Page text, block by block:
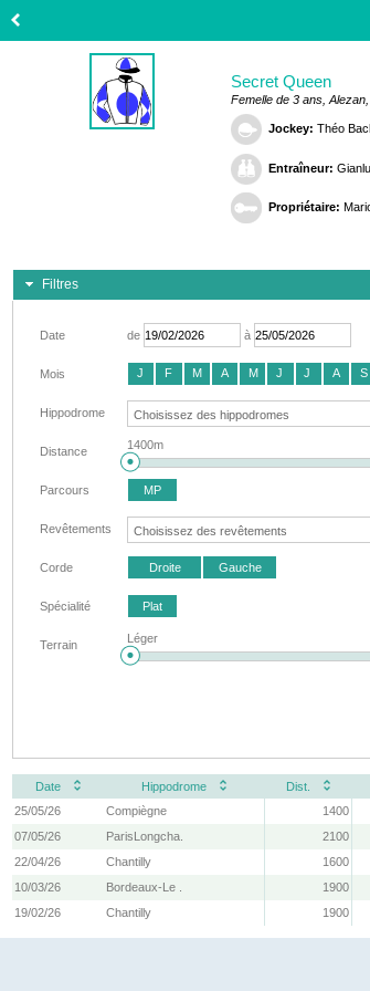
Secret Queen
Femelle de 3 ans,
Jockey: Théo
Entraîneur:
Propriétaire:
Filtres
Date de à
Mois J F M A M J J A S
Hippodrome
Distance 1400m
Parcours MP
Revêtements
Corde Droite Gauche
Spécialité Plat
Terrain Léger
Date Hippodrome Dist.
25/05/26
Compiègne 1400
07/05/26
ParisLongcha. 2100
22/04/26
Chantilly 1600
10/03/26
Bordeaux-Le . 1900
19/02/26
Chantilly 1900